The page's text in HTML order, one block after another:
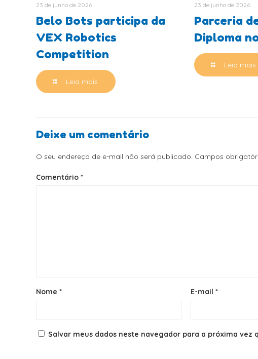
23 de junho de 2026
Belo Bots participa da
VEX Robotics
Competition
Leia mais
23 de junho de 2026
Parceria
Diploma
Leia mais
Deixe um comentário
O seu endereço de e-mail não será publicado. Campos
Comentário*
Nome* E-mail*
Salvar meus dados neste navegador para a próxima vez